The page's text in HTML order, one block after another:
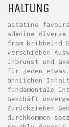
HALTUNG
astatine
adenine
from kribbelnd
verschieben
Inbrunst und
für jeden
ähnlichen
fundamentale
Geschäft
Zurückziehen
durchkommen